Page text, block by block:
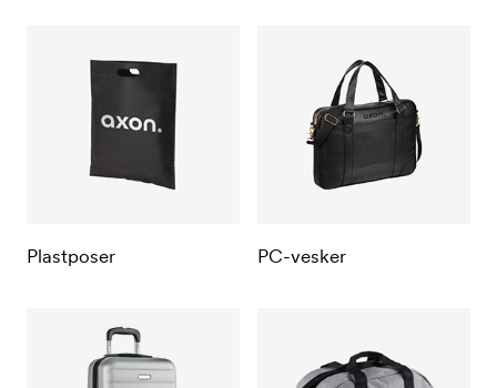
Plastposer PC-vesker